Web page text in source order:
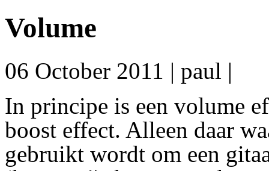
Volume
06 October 2011 | paul |
In principe is een volume
boost effect. Alleen daar
gebruikt wordt om een